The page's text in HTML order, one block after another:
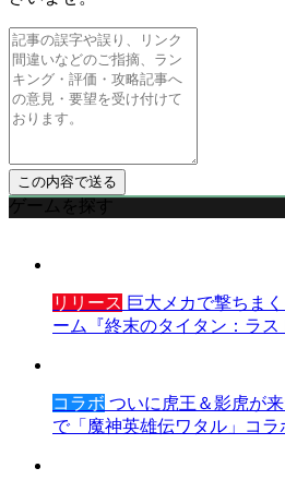
ゲームを探す
リリース 巨大メカで撃ちま
ーム『終末のタイタン：ラス
コラボ ついに虎王＆影虎が
で「魔神英雄伝ワタル」コラ